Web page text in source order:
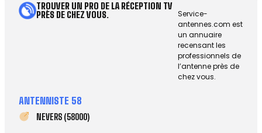
TROUVER UN PRO DE LA RÉCEPTION TV
PRÈS DE CHEZ VOUS.
Service-
antennes.com est
un annuaire
recensant les
professionnels de
l’antenne près de
chez vous.
ANTENNISTE 58
NEVERS (58000)